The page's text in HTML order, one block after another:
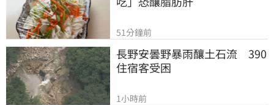
51分鐘前
長野安曇野暴雨釀土石流　390
住宿客受困
1小時前